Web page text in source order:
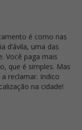
é como nas
d’ávila, uma das
Você paga mais
que é simples. Mas
reclamar. Indico
na cidade!